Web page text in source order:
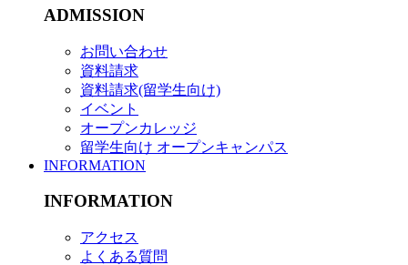
ADMISSION
お問い合わせ
資料請求
資料請求(留学生向け)
イベント
オープンカレッジ
留学生向け オープンキャンパス
INFORMATION
INFORMATION
アクセス
よくある質問